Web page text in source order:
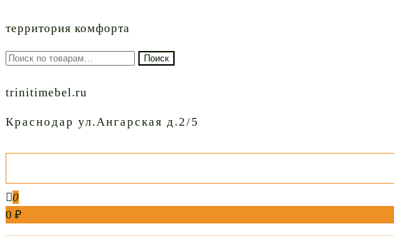
территория комфорта
Искать: Поиск
trinitimebel.ru
Краснодар ул.Ангарская д.2/5
0
0 ₽